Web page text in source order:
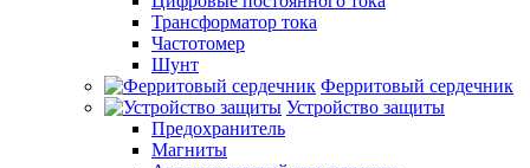
Трансформатор тока
Частотомер
Шунт
Ферритовый сердечник
Устройство защиты
Предохранитель
Магниты